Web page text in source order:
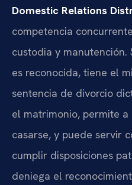
Domestic Relations
competencia
custodia y
es reconocida, tiene el
sentencia de divorcio
el matrimonio, permite
casarse, y puede servir
cumplir disposiciones
deniega el